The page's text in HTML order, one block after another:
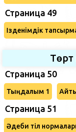
Страница 49
Ізденімдік
Төрт
Страница 50
Тыңдалым 1
Страница 51
Әдеби тіл